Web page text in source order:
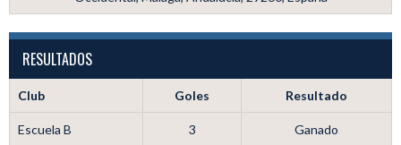
RESULTADOS
Club Goles Resultado
Escuela B 3 Ganado